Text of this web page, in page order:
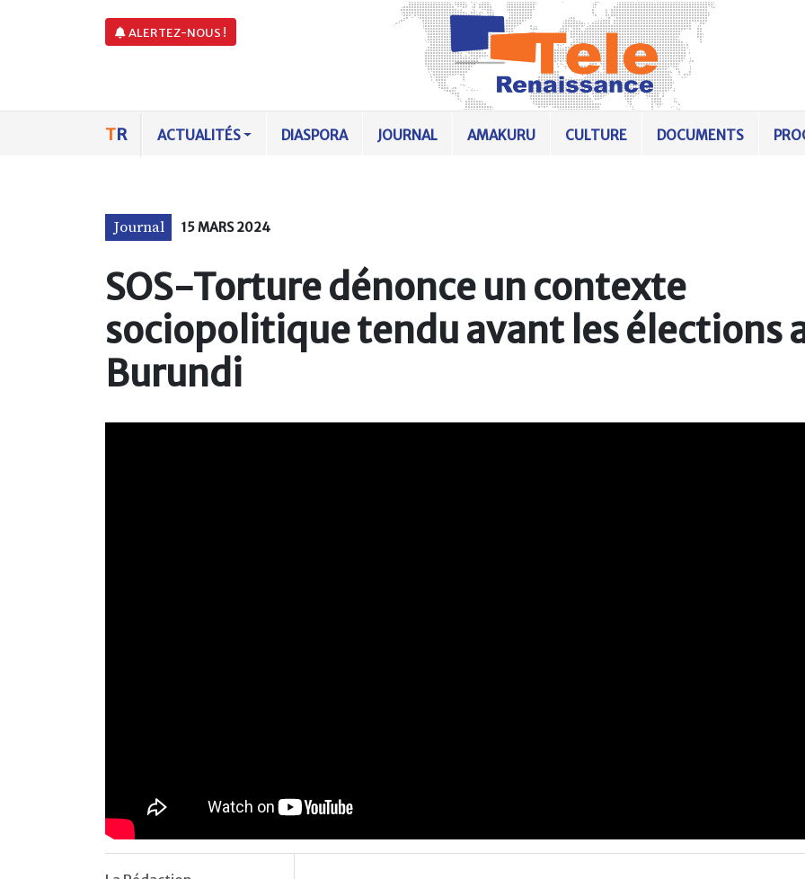
ALERTEZ-NOUS !
TR ACTUALITÉS DIASPORA JOURNAL AMAKURU CULTURE DOCUMENTS
Journal 15 MARS 2024
SOS-Torture dénonce un contexte
sociopolitique tendu avant les élections
Burundi